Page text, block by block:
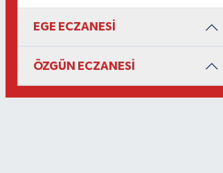
EGE ECZANESİ
ÖZGÜN ECZANESİ